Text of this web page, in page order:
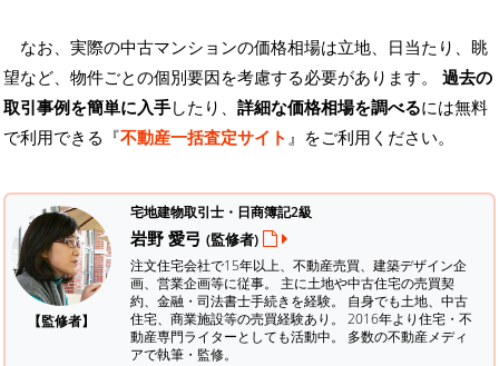
なお、実際の中古マンションの価格相場は立地、日当たり、眺
望など、物件ごとの個別要因を考慮する必要があります。 過去の
取引事例を簡単に入手したり、 詳細な価格相場を調べるには無料
で利用できる『不動産一括査定サイト 』をご利用ください。
【監修者】
宅地建物取引士・日商簿記2級
岩野 愛弓 (監修者)
注文住宅会社で15年以上、不動産売買、建築デザイン企
画、営業企画等に従事。 主に土地や中古住宅の売買契
約、金融・司法書士手続きを経験。 自身でも土地、中古
住宅、商業施設等の売買経験あり。 2016年より住宅・不
動産専門ライターとしても活動中。 多数の不動産メディ
アで執筆・監修。